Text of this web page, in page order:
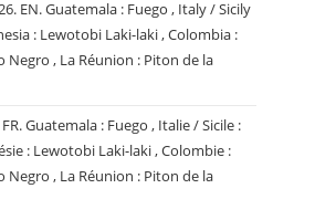
EN. Guatemala : Fuego , Italy / Sicily
: Lewotobi Laki-laki , Colombia :
Negro , La Réunion : Piton de la
Guatemala : Fuego , Italie / Sicile :
: Lewotobi Laki-laki , Colombie :
Negro , La Réunion : Piton de la